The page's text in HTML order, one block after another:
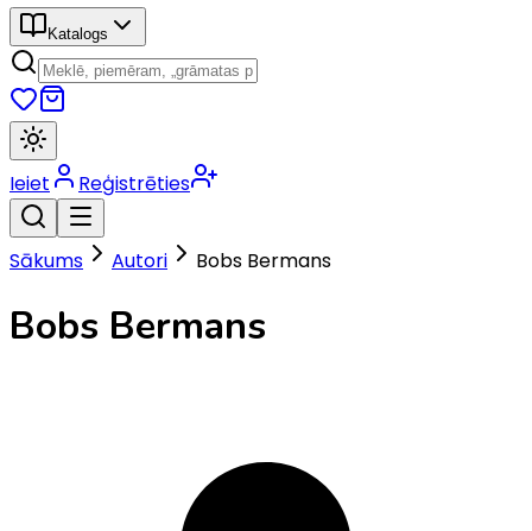
Katalogs
Ieiet Reģistrēties
Sākums Autori Bobs Bermans
Bobs Bermans